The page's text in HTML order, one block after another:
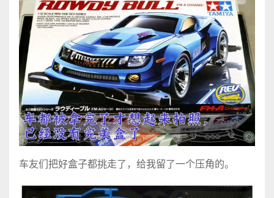
车友们把好盒子都挑走了，给我留了一个压角的。